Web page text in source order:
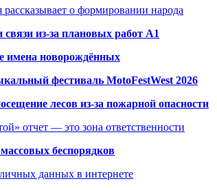
о формировании народа
из-за плановых работ A1
имена новорождённых
фестиваль MotoFestWest 2026
лесов из-за пожарной опасности
отчет — это зона ответственности
беспорядков
данных в интернете